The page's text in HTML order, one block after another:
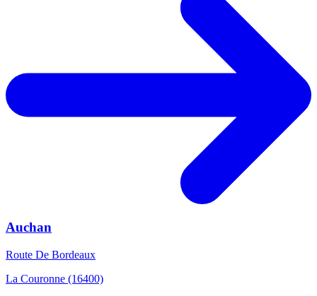
Auchan
Route De Bordeaux
La Couronne (16400)